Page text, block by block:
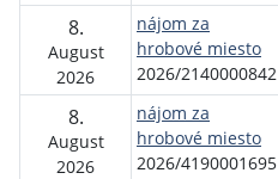
8.
August
2026
nájom za
hrobové miesto
2026/2140000842
8.
August
2026
nájom za
hrobové miesto
2026/4190001695